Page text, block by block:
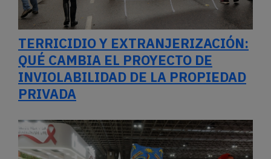
TERRICIDIO Y EXTRANJERIZACIÓN:
QUÉ CAMBIA EL PROYECTO DE
INVIOLABILIDAD DE LA PROPIEDAD
PRIVADA